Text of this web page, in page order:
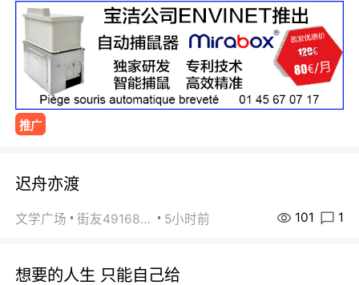
推广
迟舟亦渡
文学广场 街友49168527 5小时前 101 1
想要的人生 只能自己给